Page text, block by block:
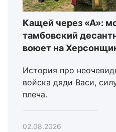
Кащей через «А»:
тамбовский
воюет на
История про
войска дяди Васи,
плеча.
02.08.2026